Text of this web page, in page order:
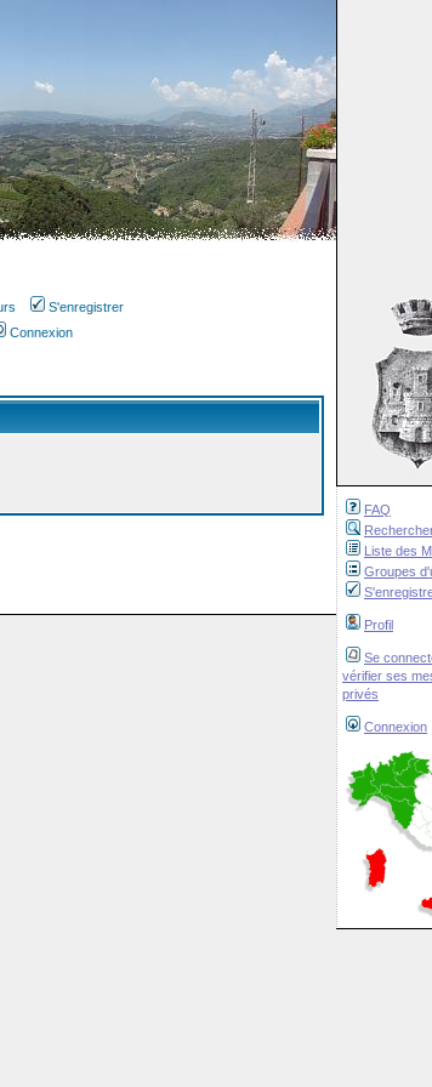
FAQ
Liste des
Groupes
Profil
Se
vérifier ses
privés
Connexion
S'enregistrer
Connexion